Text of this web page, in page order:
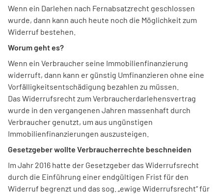
Wenn ein Darlehen nach Fernabsatzrecht geschlossen
wurde, dann kann auch heute noch die Möglichkeit zum
Widerruf bestehen.
Worum geht es?
Wenn ein Verbraucher seine Immobilienfinanzierung
widerruft, dann kann er günstig Umfinanzieren ohne eine
Vorfälligkeitsentschädigung bezahlen zu müssen.
Das Widerrufsrecht zum Verbraucherdarlehensvertrag
wurde in den vergangenen Jahren massenhaft durch
Verbraucher genutzt, um aus ungünstigen
Immobilienfinanzierungen auszusteigen.
Gesetzgeber wollte Verbraucherrechte beschneiden
Im Jahr 2016 hatte der Gesetzgeber das Widerrufsrecht
durch die Einführung einer endgültigen Frist für den
Widerruf begrenzt und das sog. „ewige Widerrufsrecht“ für